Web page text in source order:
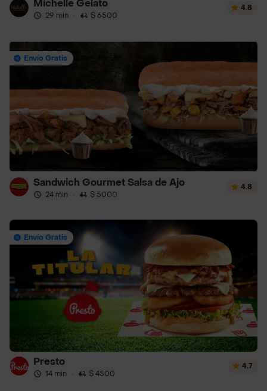
Michelle Gelato
29 min · $ 6500
4.8
Envío Gratis
Sandwich Gourmet Salsa de Ajo
24 min · $ 5000
4.8
Envío Gratis
Presto
14 min · $ 4500
4.7